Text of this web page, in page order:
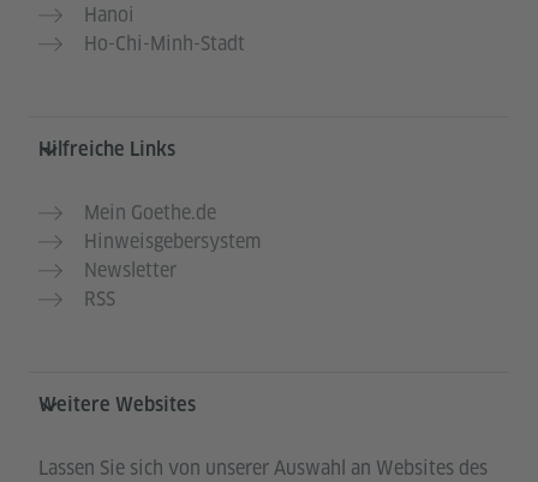
Hanoi
Ho-Chi-Minh-Stadt
Hilfreiche Links
Mein Goethe.de
Hinweisgebersystem
Newsletter
RSS
Weitere Websites
Lassen Sie sich von unserer Auswahl an Websites des